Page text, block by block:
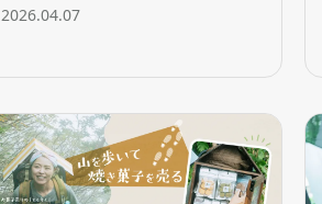
2026.04.07